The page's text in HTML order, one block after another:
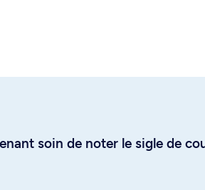
soin de noter le sigle de